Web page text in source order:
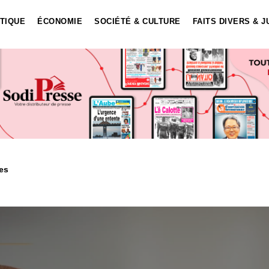
ÉCONOMIE SOCIÉTÉ & CULTURE FAITS DIVERS &